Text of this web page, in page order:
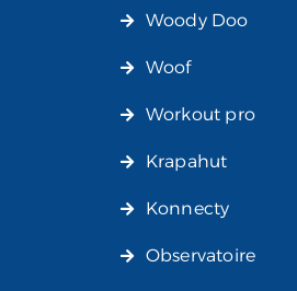
Woody Doo
Woof
Workout pro
Krapahut
Konnecty
Observatoire